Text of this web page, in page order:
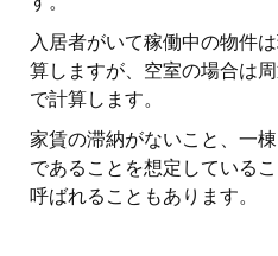
入居者がいて稼働中の物件
算しますが、空室の場合は
で計算します。
家賃の滞納がないこと、一
であることを想定している
呼ばれることもあります。